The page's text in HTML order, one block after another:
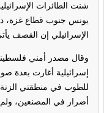
شنت الطائرات
يونس جنوب قطاع غزة،
الإسرائيلي إن القصف
وقال مصدر أمني
إسرائيلية أغارت بعدة
للطوب في منطقتي
أضرار في المصنعين، ولم